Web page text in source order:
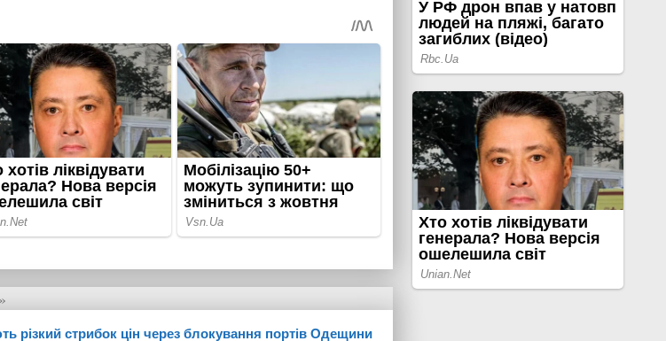
різкий стрибок цін через блокування портів Одещини